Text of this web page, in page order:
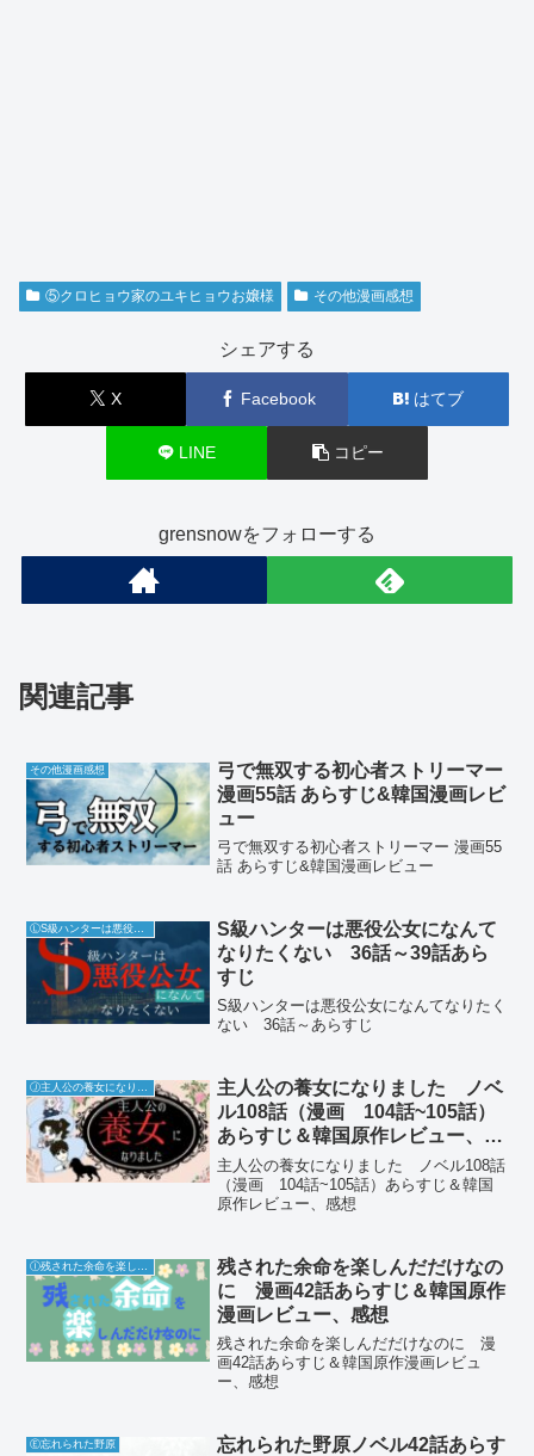
⑤クロヒョウ家のユキヒョウお嬢様 その他漫画感想
シェアする
X Facebook はてブ
LINE コピー
grensnowをフォローする
関連記事
その他漫画感想
弓で無双する初心者ストリーマー
漫画55話 あらすじ&韓国漫画レビ
ュー
弓で無双する初心者ストリーマー 漫画55
話 あらすじ&韓国漫画レビュー
S級ハンターは悪役公女になんて
なりたくない 36話～39話あら
すじ
S級ハンターは悪役公女になんてなりたく
ない 36話～あらすじ
Ⓙ主人公の養女になりました
主人公の養女になりました ノベ
ル108話（漫画 104話~105話）
あらすじ＆韓国原作レビュー、感
想
主人公の養女になりました ノベル108話
（漫画 104話~105話）あらすじ＆韓国
原作レビュー、感想
残された余命を楽しんだだけなの
に 漫画42話あらすじ＆韓国原作
漫画レビュー、感想
残された余命を楽しんだだけなのに 漫
画42話あらすじ＆韓国原作漫画レビュ
ー、感想
Ⓔ忘れられた野原
忘れられた野原ノベル42話あらす